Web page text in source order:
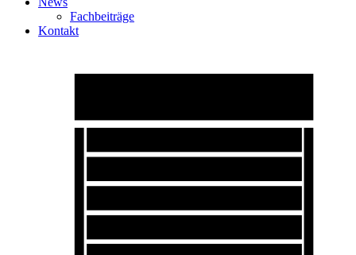
Fachbeiträge
Kontakt